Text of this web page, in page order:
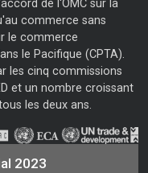
de l'OMC sur la
commerce sans
le commerce
le Pacifique (CPTA).
les cinq commissions
et un nombre croissant
les deux ans.
2023